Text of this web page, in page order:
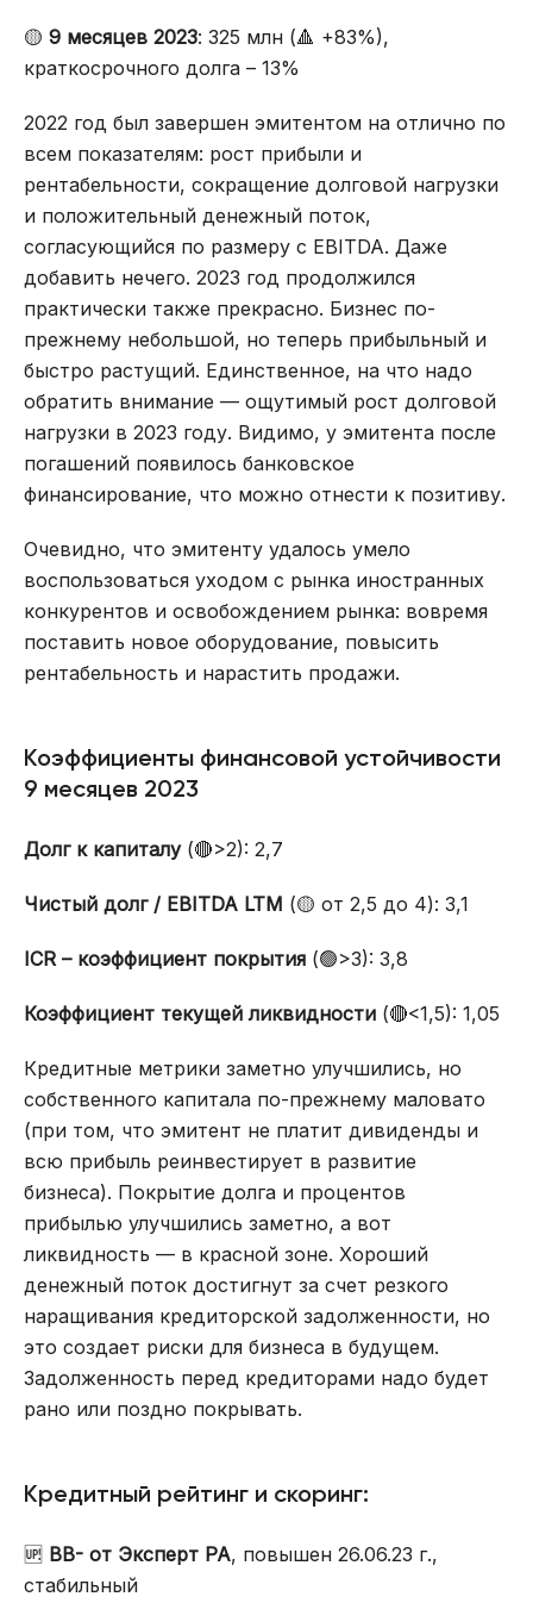
🟡 9 месяцев 2023: 325 млн (🔺 +83%),
краткосрочного долга – 13%
2022 год был завершен эмитентом на отлично по
всем показателям: рост прибыли и
рентабельности, сокращение долговой нагрузки
и положительный денежный поток,
согласующийся по размеру с EBITDA. Даже
добавить нечего. 2023 год продолжился
практически также прекрасно. Бизнес по-
прежнему небольшой, но теперь прибыльный и
быстро растущий. Единственное, на что надо
обратить внимание — ощутимый рост долговой
нагрузки в 2023 году. Видимо, у эмитента после
погашений появилось банковское
финансирование, что можно отнести к позитиву.
Очевидно, что эмитенту удалось умело
воспользоваться уходом с рынка иностранных
конкурентов и освобождением рынка: вовремя
поставить новое оборудование, повысить
рентабельность и нарастить продажи.
Коэффициенты финансовой устойчивости
9 месяцев 2023
Долг к капиталу (🔴>2): 2,7
Чистый долг / EBITDA LTM (🟡 от 2,5 до 4): 3,1
ICR – коэффициент покрытия (🟢>3): 3,8
Коэффициент текущей ликвидности (🔴<1,5): 1,05
Кредитные метрики заметно улучшились, но
собственного капитала по-прежнему маловато
(при том, что эмитент не платит дивиденды и
всю прибыль реинвестирует в развитие
бизнеса). Покрытие долга и процентов
прибылью улучшились заметно, а вот
ликвидность — в красной зоне. Хороший
денежный поток достигнут за счет резкого
наращивания кредиторской задолженности, но
это создает риски для бизнеса в будущем.
Задолженность перед кредиторами надо будет
рано или поздно покрывать.
Кредитный рейтинг и скоринг:
🆙 BB- от Эксперт РА, повышен 26.06.23 г.,
стабильный